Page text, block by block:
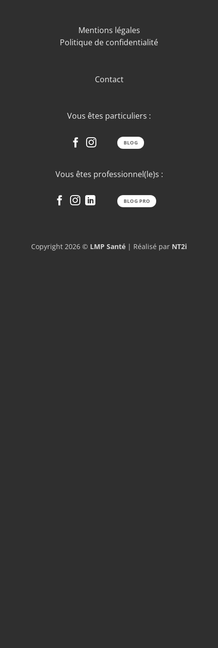
Mentions légales
Politique de confidentialité
Contact
Vous êtes particuliers :
BLOG
Vous êtes professionnel(le)s :
BLOG PRO
Copyright 2026 © LMP Santé | Réalisé par NT2i